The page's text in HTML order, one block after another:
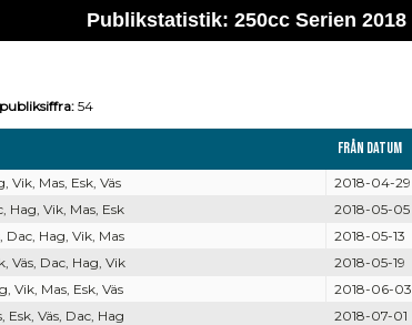
Publikstatistik: 250cc Serien 2018
54
Från datum
Vik, Mas, Esk, Väs 2018-04-29
Hag, Vik, Mas, Esk
2018-05-05
Dac, Hag, Vik, Mas
2018-05-13
Väs, Dac, Hag, Vik
2018-05-19
Vik, Mas, Esk, Väs
2018-06-03
Väs, Dac, Hag
2018-07-01